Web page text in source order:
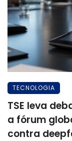
TECNOLOGIA
TSE leva
a fórum
contra